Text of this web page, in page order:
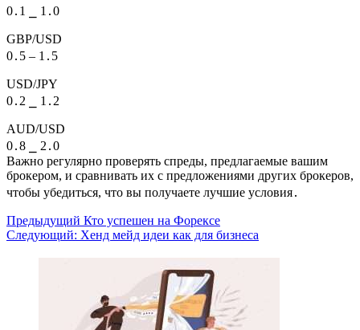
0․1 ⎯ 1․0
GBP/USD
0․5 ‒ 1․5
USD/JPY
0․2 ⎯ 1․2
AUD/USD
0․8 ⎯ 2․0
Важно регулярно проверять спреды, предлагаемые вашим
брокером, и сравнивать их с предложениями других брокеров,
чтобы убедиться, что вы получаете лучшие условия․
Навигация
записи
Предыдущий Кто успешен на Форексе
Следующий: Хенд мейд идеи как для бизнеса